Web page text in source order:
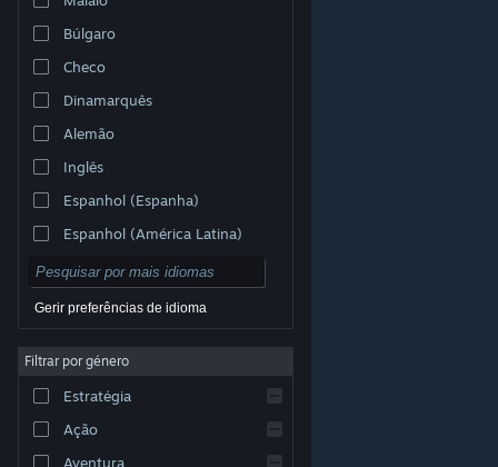
© Valve Corporation. Todos os direitos reservados.
respetivos proprietários nos E.U.A. e outros países.
Acessibilidade
Reembolsos|Cookies
Búlgaro
Checo
Dinamarquês
Alemão
Inglês
Espanhol (Espanha)
Espanhol (América Latina)
Gerir preferências de idioma
Filtrar por género
Estratégia
Ação
Aventura